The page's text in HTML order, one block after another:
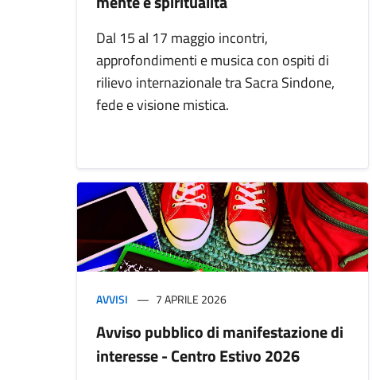
Dal 15 al 17 maggio incontri,
approfondimenti e musica con ospiti di
rilievo internazionale tra Sacra Sindone,
fede e visione mistica.
AVVISI 7 APRILE 2026
Avviso pubblico di manifestazione di
interesse - Centro Estivo 2026